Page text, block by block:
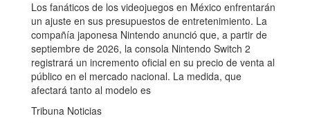
Los fanáticos de los videojuegos en México enfrentarán
un ajuste en sus presupuestos de entretenimiento. La
compañía japonesa Nintendo anunció que, a partir de
septiembre de 2026, la consola Nintendo Switch 2
registrará un incremento oficial en su precio de venta al
público en el mercado nacional. La medida, que
afectará tanto al modelo es
Tribuna Noticias